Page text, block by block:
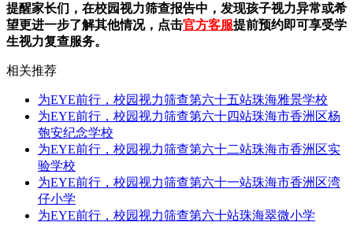
提醒家长们，在校园视力筛查报告中，发现孩子视力异常或希
望更进一步了解其他情况，点击官方客服提前预约即可享受学
生视力复查服务。
相关推荐
为EYE前行，校园视力筛查第六十五站珠海雅景学校
为EYE前行，校园视力筛查第六十四站珠海市香洲区杨
匏安纪念学校
为EYE前行，校园视力筛查第六十二站珠海市香洲区实
验学校
为EYE前行，校园视力筛查第六十一站珠海市香洲区湾
仔小学
为EYE前行，校园视力筛查第六十站珠海翠微小学